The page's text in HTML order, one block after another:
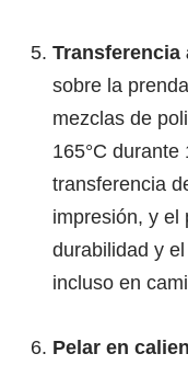
Transferencia
sobre la
mezclas de
165°C
transferencia
impresión, y el
durabilidad y
incluso en
Pelar en